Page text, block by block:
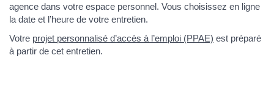
agence dans votre espace personnel. Vous choisissez en ligne
la date et l’heure de votre entretien.
Votre projet personnalisé d’accès à l’emploi (PPAE) est préparé
à partir de cet entretien.